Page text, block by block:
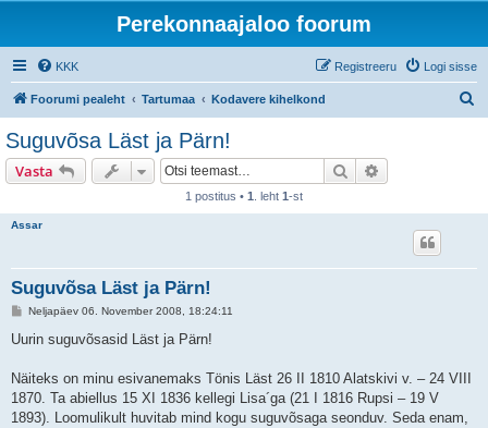
Perekonnaajaloo foorum
KKK Logi sisse
Registreeru
Foorumi pealeht Tartumaa Kodavere kihelkond
Suguvõsa Läst ja Pärn!
Vasta Otsi
1 postitus • 1 . leht 1-st
Assar
Suguvõsa Läst ja Pärn!
P
s
t
s
Neljapäev 06. November 2008, 18:24:11
Uurin suguvõsasid Läst ja Pärn!
Näiteks on minu esivanemaks Tönis Läst 26 II 1810 Alatskivi v. – 24 VIII
1870. Ta abiellus 15 XI 1836 kellegi Lisa´ga (21 I 1816 Rupsi – 19 V
1893). Loomulikult huvitab mind kogu suguvõsaga seonduv. Seda enam,